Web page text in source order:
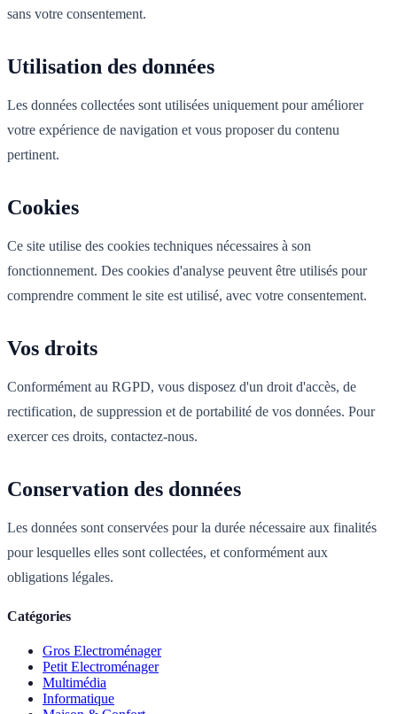
sans votre consentement.
Utilisation des données
Les données collectées sont utilisées uniquement pour améliorer
votre expérience de navigation et vous proposer du contenu
pertinent.
Cookies
Ce site utilise des cookies techniques nécessaires à son
fonctionnement. Des cookies d'analyse peuvent être utilisés pour
comprendre comment le site est utilisé, avec votre consentement.
Vos droits
Conformément au RGPD, vous disposez d'un droit d'accès, de
rectification, de suppression et de portabilité de vos données. Pour
exercer ces droits, contactez-nous.
Conservation des données
Les données sont conservées pour la durée nécessaire aux finalités
pour lesquelles elles sont collectées, et conformément aux
obligations légales.
Catégories
Gros Electroménager
Petit Electroménager
Multimédia
Informatique